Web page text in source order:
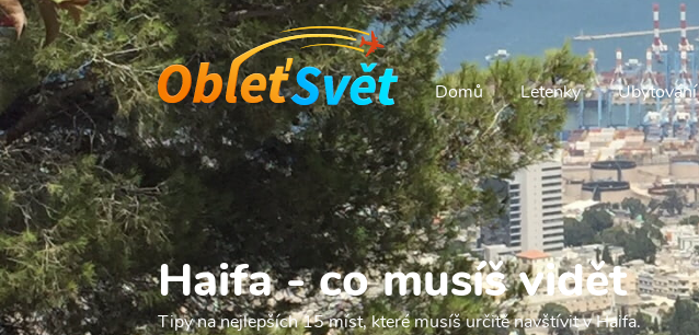
Domů Letenky Ubytování
Haifa - co musíš vidět
Tipy na nejlepších 15 míst, které musíš určitě navštívit v Haifa.